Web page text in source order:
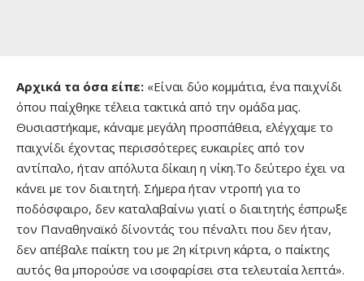
Aρχικά τα όσα είπε: «Είναι δύο κομμάτια, ένα παιχνίδι
όπου παίχθηκε τέλεια τακτικά από την ομάδα μας.
Θυσιαστήκαμε, κάναμε μεγάλη προσπάθεια, ελέγχαμε το
παιχνίδι έχοντας περισσότερες ευκαιρίες από τον
αντίπαλο, ήταν απόλυτα δίκαιη η νίκη.Το δεύτερο έχει να
κάνει με τον διαιτητή. Σήμερα ήταν ντροπή για το
ποδόσφαιρο, δεν καταλαβαίνω γιατί ο διαιτητής έσπρωξε
τον Παναθηναϊκό δίνοντάς του πέναλτι που δεν ήταν,
δεν απέβαλε παίκτη του με 2η κίτρινη κάρτα, ο παίκτης
αυτός θα μπορούσε να ισοφαρίσει στα τελευταία λεπτά».